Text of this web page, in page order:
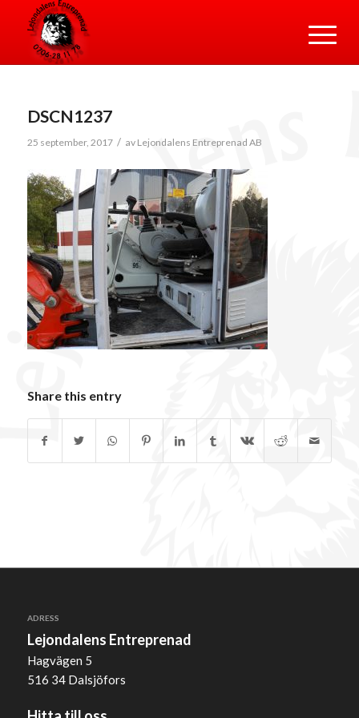
DSCN1237
25 september, 2017 / av Lejondalens Entreprenad AB
Share this entry
ADRESS
Lejondalens Entreprenad
Hagvägen 5
516 34 Dalsjöfors